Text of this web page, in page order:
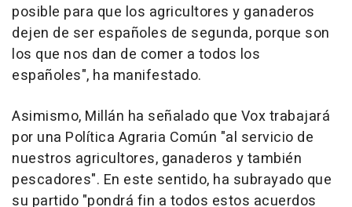
posible para que los agricultores y ganaderos
dejen de ser españoles de segunda, porque son
los que nos dan de comer a todos los
españoles", ha manifestado.
Asimismo, Millán ha señalado que Vox trabajará
por una Política Agraria Común "al servicio de
nuestros agricultores, ganaderos y también
pescadores". En este sentido, ha subrayado que
su partido "pondrá fin a todos estos acuerdos